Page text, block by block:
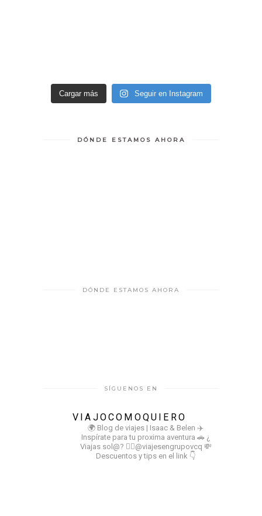
Cargar más Seguir en Instagram
DÓNDE ESTAMOS AHORA
DÓNDE ESTAMOS AHORA
SÍGUENOS EN
VIAJOCOMOQUIERO
🌍 Blog de viajes | Isaac & Belen ✈️
Inspírate para tu proxima aventura 🚗 ¿
Viajas sol@? 👉🏻@viajesengrupovcq 💸
Descuentos y tips en el link 👇